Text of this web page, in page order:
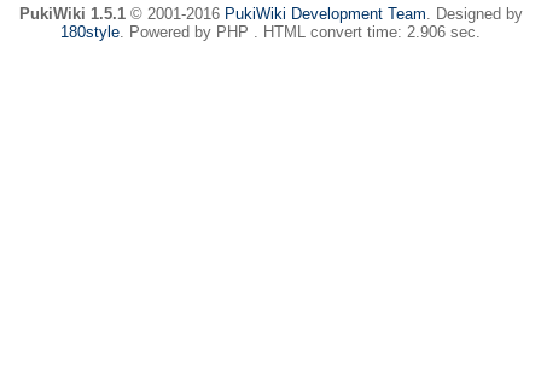
PukiWiki 1.5.1© 2001-2016 PukiWiki Development Team. Designed by
180style. Powered by PHP . HTML convert time: 2.906 sec.